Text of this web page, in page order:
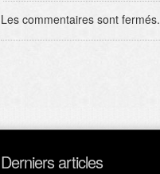
Les commentaires sont fermés.
Derniers articles